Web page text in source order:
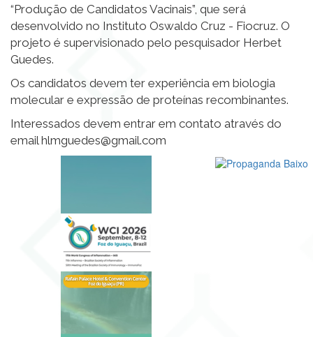
“Produção de Candidatos Vacinais”, que será
desenvolvido no Instituto Oswaldo Cruz - Fiocruz. O
projeto é supervisionado pelo pesquisador Herbet
Guedes.
Os candidatos devem ter experiência em biologia
molecular e expressão de proteínas recombinantes.
Interessados devem entrar em contato através do
email hlmguedes@gmail.com